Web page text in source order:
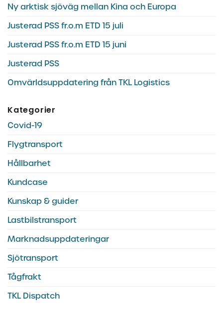
Ny arktisk sjöväg mellan Kina och Europa
Justerad PSS fr.o.m ETD 15 juli
Justerad PSS fr.o.m ETD 15 juni
Justerad PSS
Omvärldsuppdatering från TKL Logistics
Kategorier
Covid-19
Flygtransport
Hållbarhet
Kundcase
Kunskap & guider
Lastbilstransport
Marknadsuppdateringar
Sjötransport
Tågfrakt
TKL Dispatch